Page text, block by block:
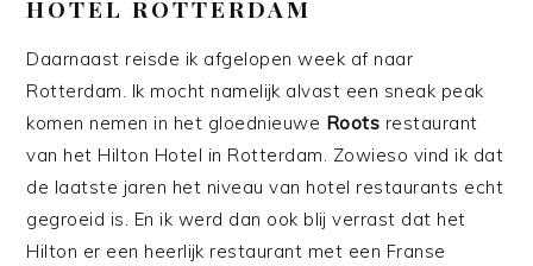
HOTEL ROTTERDAM
Daarnaast reisde ik afgelopen week af naar
Rotterdam. Ik mocht namelijk alvast een sneak peak
komen nemen in het gloednieuwe Roots restaurant
van het Hilton Hotel in Rotterdam. Zowieso vind ik dat
de laatste jaren het niveau van hotel restaurants echt
gegroeid is. En ik werd dan ook blij verrast dat het
Hilton er een heerlijk restaurant met een Franse